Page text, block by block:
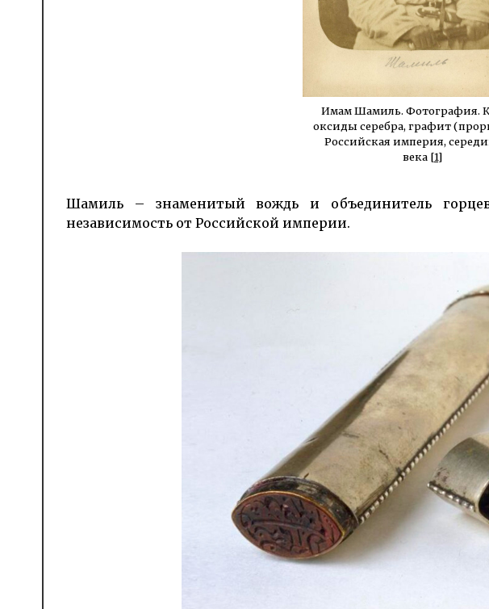
Имам Шамиль. Фотография.
оксиды серебра, графит
Российская империя,
века [1]
Шамиль – знаменитый вождь и объединитель
независимость от Российской империи.